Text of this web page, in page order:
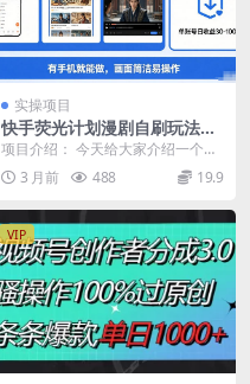
实操项目
快手荧光计划漫剧自刷玩法，
独家技术，每天几十上百很轻
项目介绍： 今天给大家介绍一个漫
剧自刷的玩法，有小伙伴实操3个手
机，一天50-6...
3 月前 488 19.9
VIP